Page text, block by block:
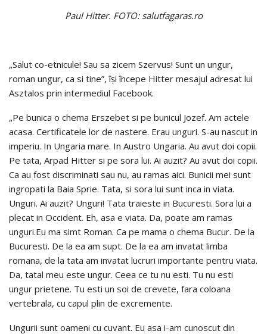
Paul Hitter. FOTO: salutfagaras.ro
„Salut co-etnicule! Sau sa zicem Szervus! Sunt un ungur,
roman ungur, ca si tine”, își începe Hitter mesajul adresat lui
Asztalos prin intermediul Facebook.
„Pe bunica o chema Erszebet si pe bunicul Jozef. Am actele
acasa. Certificatele lor de nastere. Erau unguri. S-au nascut in
imperiu. In Ungaria mare. In Austro Ungaria. Au avut doi copii.
Pe tata, Arpad Hitter si pe sora lui. Ai auzit? Au avut doi copii.
Ca au fost discriminati sau nu, au ramas aici. Bunicii mei sunt
ingropati la Baia Sprie. Tata, si sora lui sunt inca in viata.
Unguri. Ai auzit? Unguri! Tata traieste in Bucuresti. Sora lui a
plecat in Occident. Eh, asa e viata. Da, poate am ramas
unguri.Eu ma simt Roman. Ca pe mama o chema Bucur. De la
Bucuresti. De la ea am supt. De la ea am invatat limba
romana, de la tata am invatat lucruri importante pentru viata.
Da, tatal meu este ungur. Ceea ce tu nu esti. Tu nu esti
ungur prietene. Tu esti un soi de crevete, fara coloana
vertebrala, cu capul plin de excremente.
Ungurii sunt oameni cu cuvant. Eu asa i-am cunoscut din